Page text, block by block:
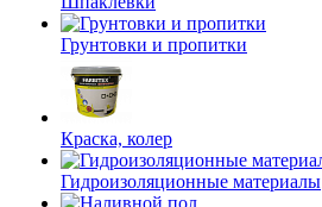
Грунтовки и пропитки
Краска, колер
Гидроизоляционные материалы